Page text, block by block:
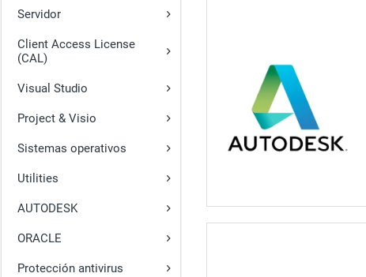
Servidor
Client Access License
(CAL)
Visual Studio
Project & Visio
Sistemas operativos
Utilities
AUTODESK
ORACLE
Protección antivirus